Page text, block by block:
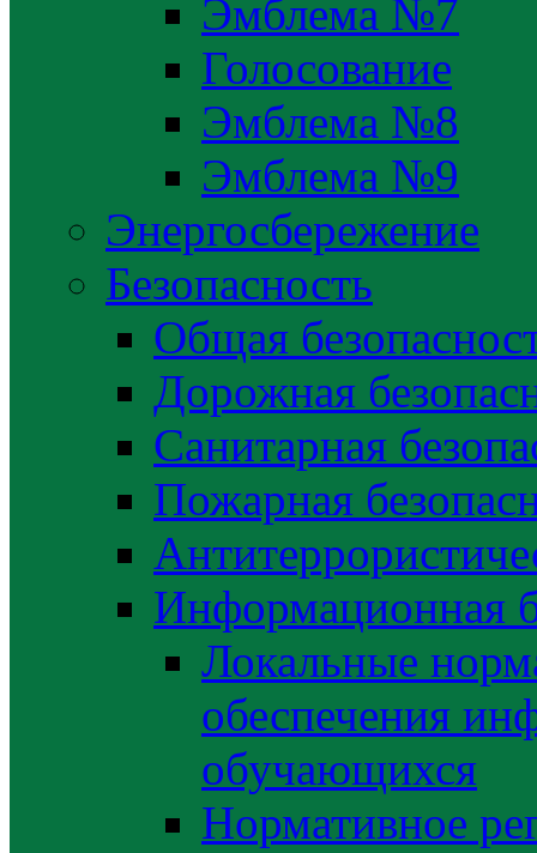
Эмблема №7
Голосование
Эмблема №8
Эмблема №9
Энергосбережение
Безопасность
Общая
Дорожная
Санитарная
Пожарная
Информационная
Локальные
обеспечения
обучающихся
Нормативное